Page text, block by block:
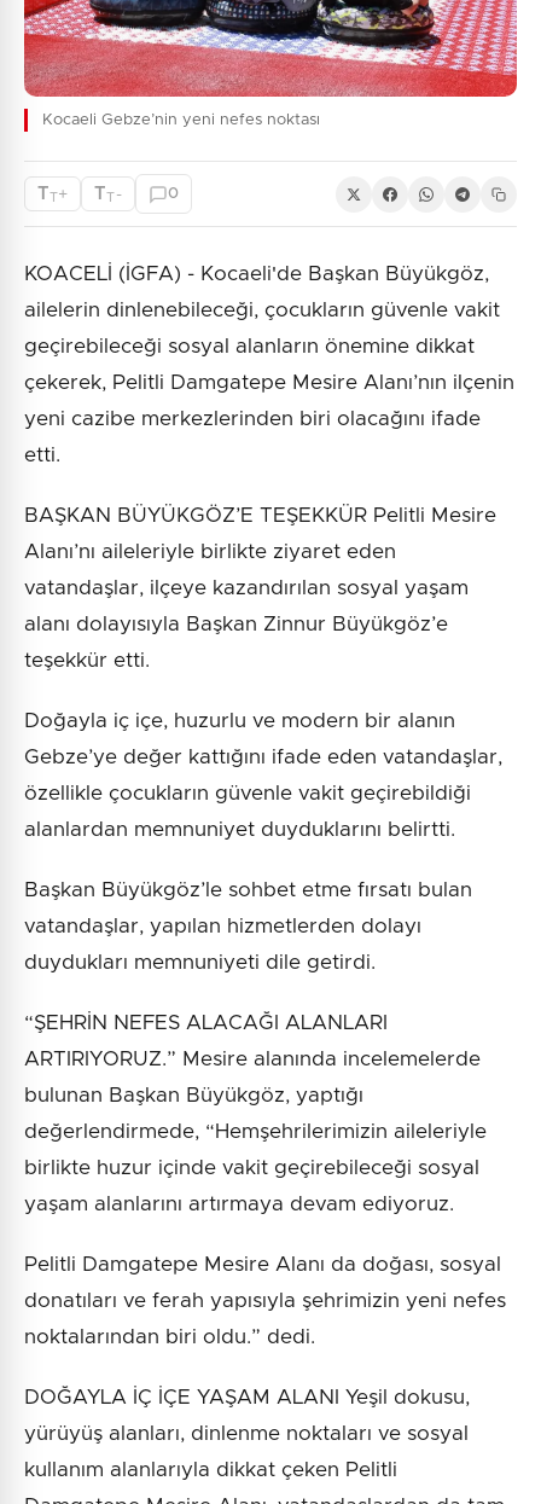
Kocaeli Gebze’nin yeni nefes noktası
TT+ TT - 0
KOACELİ (İGFA) - Kocaeli'de Başkan Büyükgöz,
ailelerin dinlenebileceği, çocukların güvenle vakit
geçirebileceği sosyal alanların önemine dikkat
çekerek, Pelitli Damgatepe Mesire Alanı’nın ilçenin
yeni cazibe merkezlerinden biri olacağını ifade
etti.
BAŞKAN BÜYÜKGÖZ’E TEŞEKKÜR Pelitli Mesire
Alanı’nı aileleriyle birlikte ziyaret eden
vatandaşlar, ilçeye kazandırılan sosyal yaşam
alanı dolayısıyla Başkan Zinnur Büyükgöz’e
teşekkür etti.
Doğayla iç içe, huzurlu ve modern bir alanın
Gebze’ye değer kattığını ifade eden vatandaşlar,
özellikle çocukların güvenle vakit geçirebildiği
alanlardan memnuniyet duyduklarını belirtti.
Başkan Büyükgöz’le sohbet etme fırsatı bulan
vatandaşlar, yapılan hizmetlerden dolayı
duydukları memnuniyeti dile getirdi.
“ŞEHRİN NEFES ALACAĞI ALANLARI
ARTIRIYORUZ.” Mesire alanında incelemelerde
bulunan Başkan Büyükgöz, yaptığı
değerlendirmede, “Hemşehrilerimizin aileleriyle
birlikte huzur içinde vakit geçirebileceği sosyal
yaşam alanlarını artırmaya devam ediyoruz.
Pelitli Damgatepe Mesire Alanı da doğası, sosyal
donatıları ve ferah yapısıyla şehrimizin yeni nefes
noktalarından biri oldu.” dedi.
DOĞAYLA İÇ İÇE YAŞAM ALANI Yeşil dokusu,
yürüyüş alanları, dinlenme noktaları ve sosyal
kullanım alanlarıyla dikkat çeken Pelitli